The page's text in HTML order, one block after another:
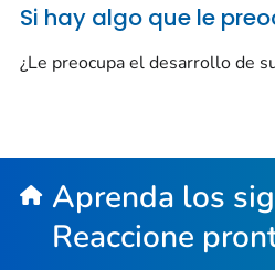
Si hay algo que le
¿Le preocupa el desarrollo de
Aprenda los
Reaccione